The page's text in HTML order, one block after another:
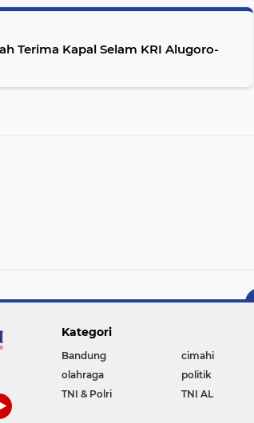
Terima Kapal Selam KRI Alugoro-
Kategori
Bandung cimahi
olahraga
politik
TNI & Polri
TNI AL